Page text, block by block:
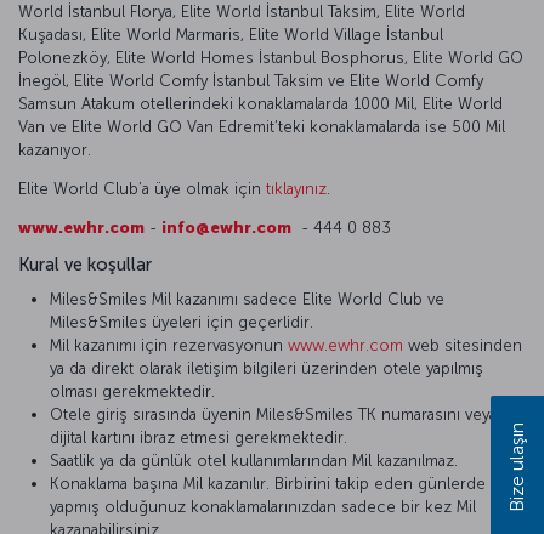
World İstanbul Florya, Elite World İstanbul Taksim, Elite World
Kuşadası, Elite World Marmaris, Elite World Village İstanbul
Polonezköy, Elite World Homes İstanbul Bosphorus, Elite World GO
İnegöl, Elite World Comfy İstanbul Taksim ve Elite World Comfy
Samsun Atakum otellerindeki konaklamalarda 1000 Mil, Elite World
Van ve Elite World GO Van Edremit’teki konaklamalarda ise 500 Mil
kazanıyor.
Elite World Club’a üye olmak için tıklayınız
www.ewhr.com - info@ewhr.com - 444 0 883
Kural ve koşullar
Miles&Smiles Mil kazanımı sadece Elite World Club ve
Miles&Smiles üyeleri için geçerlidir.
Mil kazanımı için rezervasyonun www.ewhr.com web sitesinden
ya da direkt olarak iletişim bilgileri üzerinden otele yapılmış
olması gerekmektedir.
Otele giriş sırasında üyenin Miles&Smiles TK numarasını veya
dijital kartını ibraz etmesi gerekmektedir.
Saatlik ya da günlük otel kullanımlarından Mil kazanılmaz.
Konaklama başına Mil kazanılır. Birbirini takip eden günlerde
yapmış olduğunuz konaklamalarınızdan sadece bir kez Mil
kazanabilirsiniz.
Bize ulaşın